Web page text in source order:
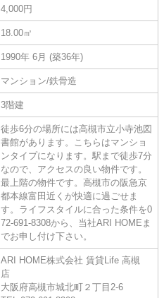
4,000円
18.00㎡
1990年 6月 (築36年)
マンション/鉄骨造
3階建
徒歩6分の場所には高槻市立小寺池図
書館があります。こちらはマンショ
ンタイプになります。駅まで徒歩7分
なので、アクセスの良い物件です。
最上階の物件です。高槻市の阪急京
都本線富田近くが快適に過ごせま
す。ライフスタイルに合った条件を0
72-691-8308から、当社ARI HOMEま
でお申し付け下さい。
ARI HOME株式会社 賃貸Life 高槻
店
大阪府高槻市城北町２丁目2-6